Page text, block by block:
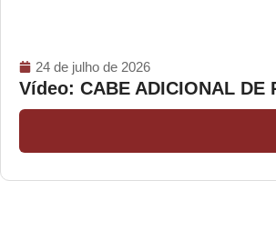
24 de julho de 2026
Vídeo: CABE ADICIONAL DE